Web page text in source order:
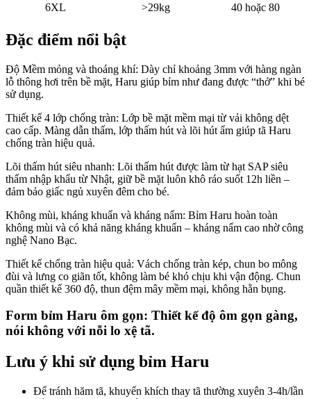
6XL
>29kg 40 hoặc 80
Đặc điểm nổi bật
Độ Mềm mỏng và thoáng khí: Dày chỉ khoảng 3mm với hàng ngàn
lỗ thông hơi trên bề mặt, Haru giúp bỉm như đang được “thở” khi bé
sử dụng.
Thiết kế 4 lớp chống tràn: Lớp bề mặt mềm mại từ vải không dệt
cao cấp. Màng dẫn thấm, lớp thấm hút và lõi hút ẩm giúp tã Haru
chống tràn hiệu quả.
Lõi thấm hút siêu nhanh: Lõi thấm hút được làm từ hạt SAP siêu
thấm nhập khẩu từ Nhật, giữ bề mặt luôn khô ráo suốt 12h liền –
đảm bảo giấc ngủ xuyên đêm cho bé.
Không mùi, kháng khuẩn và kháng nấm: Bỉm Haru hoàn toàn
không mùi và có khả năng kháng khuẩn – kháng nấm cao nhờ công
nghệ Nano Bạc.
Thiết kế chống tràn hiệu quả: Vách chống tràn kép, chun bo mông
đùi và lưng co giãn tốt, không làm bé khó chịu khi vận động. Chun
quần thiết kế 360 độ, thun đệm mây mềm mại, không hằn bụng.
Form bỉm Haru ôm gọn: Thiết kế độ ôm gọn gàng,
nói không với nỗi lo xệ tã.
Lưu ý khi sử dụng bỉm Haru
Để tránh hăm tã, khuyến khích thay tã thường xuyên 3-4h/lần